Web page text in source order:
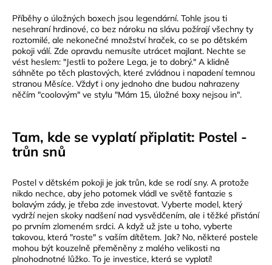
Příběhy o úložných boxech jsou legendární. Tohle jsou ti
nesehraní hrdinové, co bez nároku na slávu požírají všechny ty
roztomilé, ale nekonečné množství hraček, co se po dětském
pokoji válí. Zde opravdu nemusíte utrácet majlant. Nechte se
vést heslem: "Jestli to požere Lega, je to dobrý." A klidně
sáhněte po těch plastových, které zvládnou i napadení temnou
stranou Měsíce. Vždyť i ony jednoho dne budou nahrazeny
něčím "coolovým" ve stylu "Mám 15, úložné boxy nejsou in".
Tam, kde se vyplatí připlatit: Postel -
trůn snů
Postel v dětském pokoji je jak trůn, kde se rodí sny. A protože
nikdo nechce, aby jeho potomek vládl ve světě fantazie s
bolavým zády, je třeba zde investovat. Vyberte model, který
vydrží nejen skoky nadšení nad vysvědčením, ale i těžké přistání
po prvním zlomeném srdci. A když už jste u toho, vyberte
takovou, která "roste" s vaším dítětem. Jak? No, některé postele
mohou být kouzelně přeměněny z malého velikosti na
plnohodnotné lůžko. To je investice, která se vyplatí!